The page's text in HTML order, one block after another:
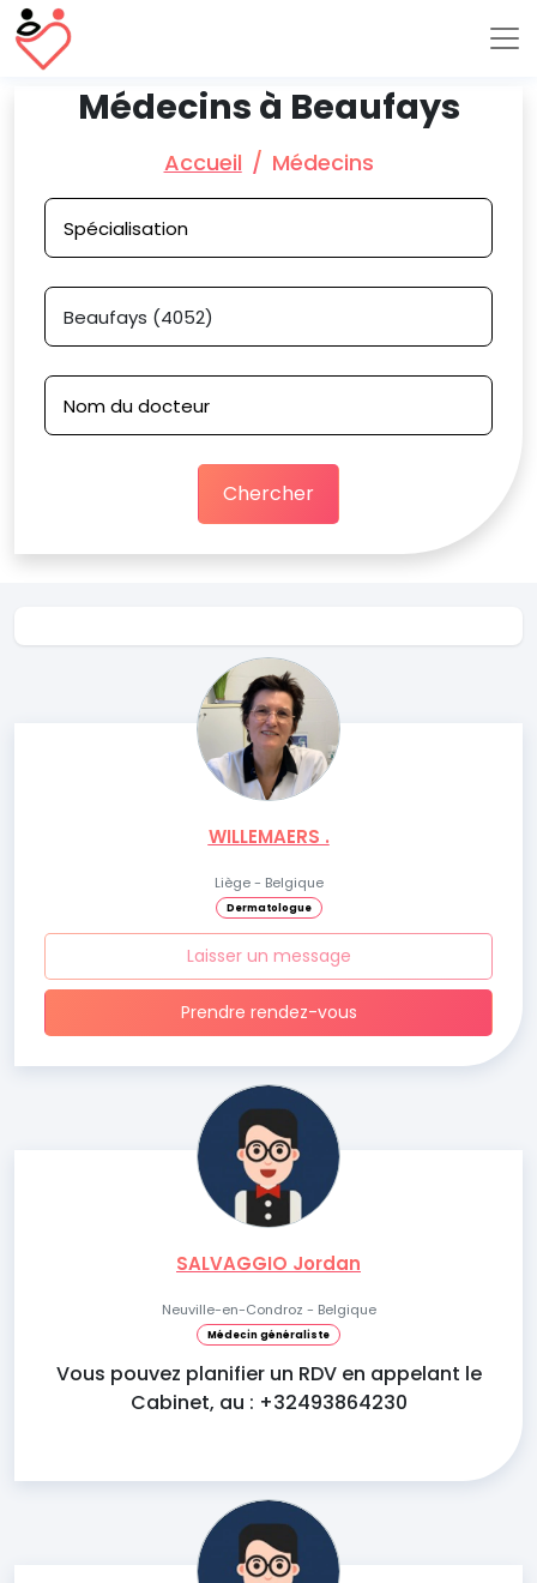
Médecins à Beaufays
Accueil Médecins
Chercher
WILLEMAERS .
Liège - Belgique
Dermatologue
Laisser un message
Prendre rendez-vous
SALVAGGIO Jordan
Neuville-en-Condroz - Belgique
Médecin généraliste
Vous pouvez planifier un RDV en appelant le
Cabinet, au : +32493864230